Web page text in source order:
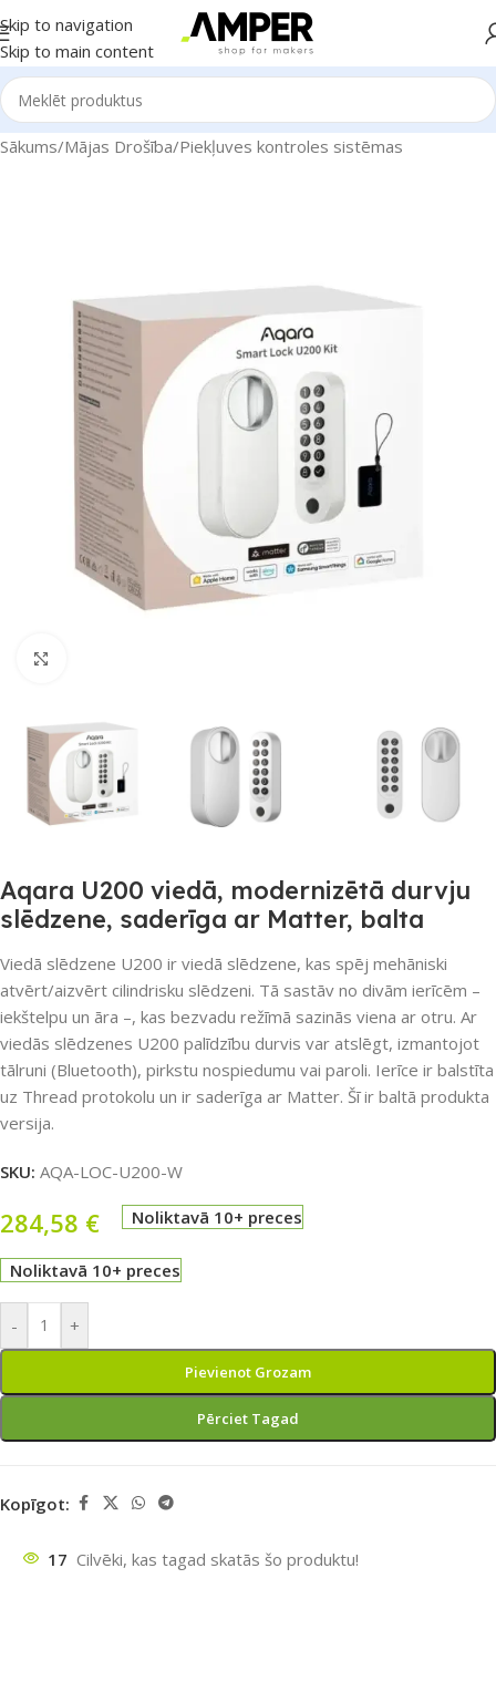
Skip to navigation
Skip to main content
Sākums/Mājas Drošība/Piekļuves kontroles sistēmas
Aqara U200 viedā, modernizētā durvju
slēdzene, saderīga ar Matter, balta
Viedā slēdzene U200 ir viedā slēdzene, kas spēj mehāniski
atvērt/aizvērt cilindrisku slēdzeni. Tā sastāv no divām ierīcēm –
iekštelpu un āra –, kas bezvadu režīmā sazinās viena ar otru. Ar
viedās slēdzenes U200 palīdzību durvis var atslēgt, izmantojot
tālruni (Bluetooth), pirkstu nospiedumu vai paroli. Ierīce ir balstīta
uz Thread protokolu un ir saderīga ar Matter. Šī ir baltā produkta
versija.
SKU: AQA-LOC-U200-W
284,58 € Noliktavā 10+ preces
Noliktavā 10+ preces
- +
Pievienot Grozam
Pērciet Tagad
Kopīgot:
17 Cilvēki, kas tagad skatās šo produktu!